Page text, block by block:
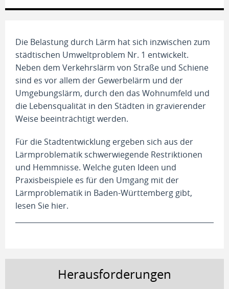
Die Belastung durch Lärm hat sich inzwischen zum
städtischen Umweltproblem Nr. 1 entwickelt.
Neben dem Verkehrslärm von Straße und Schiene
sind es vor allem der Gewerbelärm und der
Umgebungslärm, durch den das Wohnumfeld und
die Lebensqualität in den Städten in gravierender
Weise beeinträchtigt werden.
Für die Stadtentwicklung ergeben sich aus der
Lärmproblematik schwerwiegende Restriktionen
und Hemmnisse. Welche guten Ideen und
Praxisbeispiele es für den Umgang mit der
Lärmproblematik in Baden-Württemberg gibt,
lesen Sie hier.
Herausforderungen